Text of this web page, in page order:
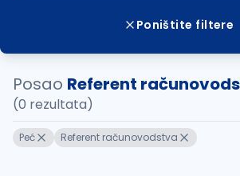
Poništite filtere
Posao Referent
(0 rezultata)
Peć Referent računovodstva